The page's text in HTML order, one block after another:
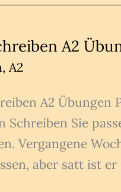
A2
, A2
A2 Übungen
Schreiben Sie
Vergangene
aber satt ist